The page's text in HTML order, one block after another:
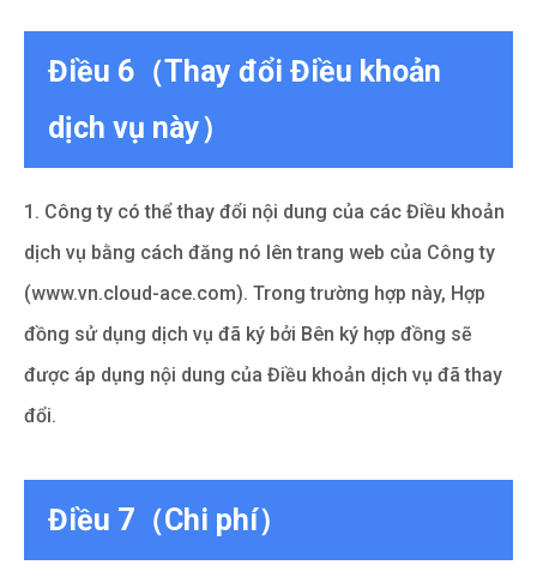
Điều 6（Thay đổi Điều khoản
dịch vụ này）
1. Công ty có thể thay đổi nội dung của các Điều khoản
dịch vụ bằng cách đăng nó lên trang web của Công ty
(www.vn.cloud-ace.com). Trong trường hợp này, Hợp
đồng sử dụng dịch vụ đã ký bởi Bên ký hợp đồng sẽ
được áp dụng nội dung của Điều khoản dịch vụ đã thay
đổi.
Điều 7（Chi phí）